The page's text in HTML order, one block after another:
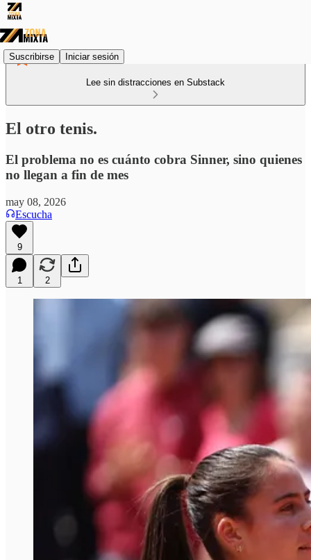
Suscribirse Iniciar sesión
Lee sin distracciones en Substack
El otro tenis.
El problema no es cuánto cobra Sinner, sino quienes
no llegan a fin de mes
may 08, 2026
Escucha
9
1 2